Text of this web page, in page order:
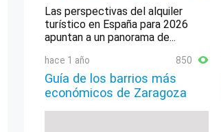
Las perspectivas del alquiler
turístico en España para 2026
apuntan a un panorama de...
hace 1 año 850
Guía de los barrios más
económicos de Zaragoza